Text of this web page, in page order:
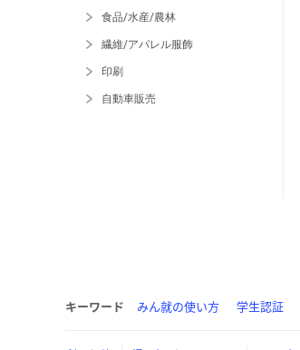
食品/水産/農林
繊維/アパレル服飾
印刷
自動車販売
キーワード みん就の使い方 学生認証